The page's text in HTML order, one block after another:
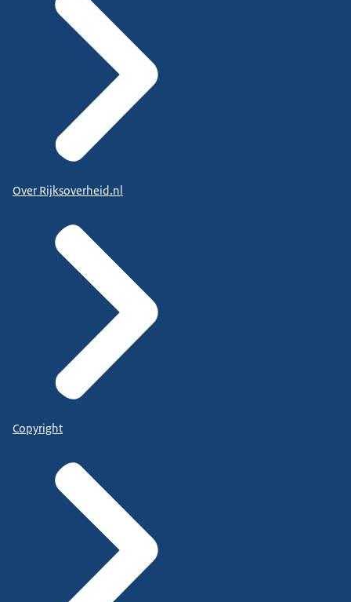
Over Rijksoverheid.nl
Copyright